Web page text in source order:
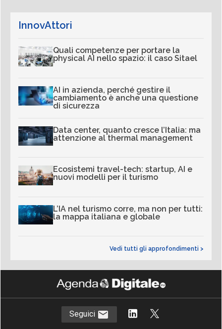
InnovAttori
Quali competenze per portare la
physical AI nello spazio: il caso Sitael
AI in azienda, perché gestire il
cambiamento è anche una questione
di sicurezza
Data center, quanto cresce l’Italia: ma
attenzione al thermal management
Ecosistemi travel-tech: startup, AI e
nuovi modelli per il turismo
L’IA nel turismo corre, ma non per tutti:
la mappa italiana e globale
Vedi tutti gli approfondimenti >
Seguici